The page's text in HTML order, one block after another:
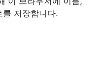
를 저장합니다.